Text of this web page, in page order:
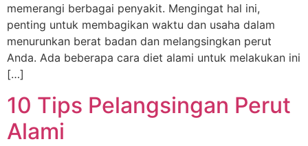
memerangi berbagai penyakit. Mengingat hal ini,
penting untuk membagikan waktu dan usaha dalam
menurunkan berat badan dan melangsingkan perut
Anda. Ada beberapa cara diet alami untuk melakukan ini
[…]
10 Tips Pelangsingan Perut
Alami